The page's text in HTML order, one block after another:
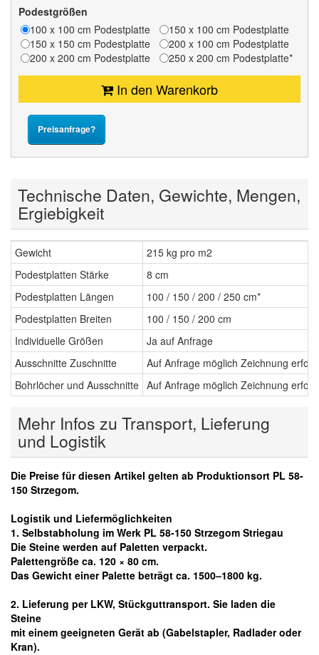
Podestgrößen
100 x 100 cm Podestplatte
150 x 100 cm Podestplatte
150 x 150 cm Podestplatte
200 x 100 cm Podestplatte
200 x 200 cm Podestplatte
250 x 200 cm Podestplatte*
In den Warenkorb
Preisanfrage?
Technische Daten, Gewichte, Mengen,
Ergiebigkeit
Gewicht
215 kg pro m2
Podestplatten Stärke
8 cm
Podestplatten Längen
100 / 150 / 200 / 250 cm*
Podestplatten Breiten
100 / 150 / 200 cm
Individuelle Größen
Ja auf Anfrage
Ausschnitte Zuschnitte
Auf Anfrage möglich Zeichnung
Bohrlöcher und Ausschnitte Auf Anfrage möglich Zeichnung
Mehr Infos zu Transport, Lieferung
und Logistik
Die Preise für diesen Artikel gelten ab Produktionsort PL 58-
150 Strzegom.
Logistik und Liefermöglichkeiten
1. Selbstabholung im Werk PL 58-150 Strzegom Striegau
Die Steine werden auf Paletten verpackt.
Palettengröße ca. 120 × 80 cm.
Das Gewicht einer Palette beträgt ca. 1500–1800 kg.
2. Lieferung per LKW, Stückguttransport. Sie laden die
Steine
mit einem geeigneten Gerät ab (Gabelstapler, Radlader oder
Kran).